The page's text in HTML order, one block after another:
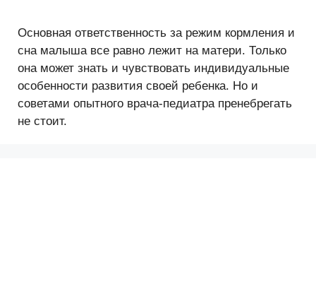
Основная ответственность за режим кормления и
сна малыша все равно лежит на матери. Только
она может знать и чувствовать индивидуальные
особенности развития своей ребенка. Но и
советами опытного врача-педиатра пренебрегать
не стоит.